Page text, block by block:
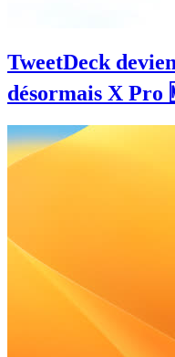
TweetDeck
désormais X Pro